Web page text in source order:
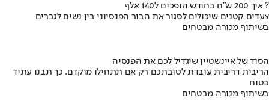
איך 200 ש"ח בחודש הופכים ל140 אלף ?
צעדים קטנים שיכולים לסגור את הבור הפנסיוני בין נשים לגברים
בשיתוף מנורה מבטחים
הסוד של איינשטיין שיגדיל לכם את הפנסיה
הריבית דריבית עובדת לטובתכם רק אם תתחילו מוקדם. כך תבנו עתיד
בטוח
בשיתוף מנורה מבטחים